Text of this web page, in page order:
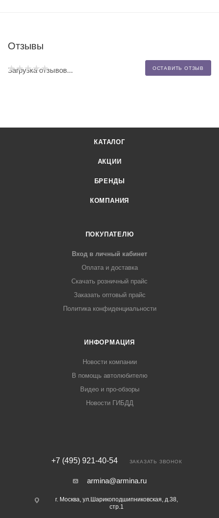
Отзывы
ОСТАВИТЬ ОТЗЫВ
Загрузка отзывов...
КАТАЛОГ
АКЦИИ
БРЕНДЫ
КОМПАНИЯ
ПОКУПАТЕЛЮ
Вход в личный кабинет
Оплата и доставка
Скачать розничный прайс
Заказать оптовый прайс
Политика конфиденциальности
ИНФОРМАЦИЯ
Новости компании
В помощь автолюбителю
Видео и про-обзоры
Новости ГИБДД
+7 (495) 921-40-54 ЗАКАЗАТЬ ЗВОНОК
armina@armina.ru
г. Москва, ул.Шарикоподшипниковская, д.38,
стр.1